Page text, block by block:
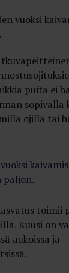
vuoksi
puita ei
sopivalla
ojilla tai
toimii
Kuusi on
aukoissa ja